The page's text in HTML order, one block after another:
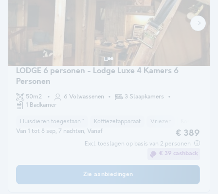
LODGE 6 personen - Lodge Luxe 4 Kamers 6
Personen
50m2 6 Volwassenen
3 Slaapkamers
1 Badkamer
Huisdieren toegestaan * Koffiezetapparaat Vriezer
Van 1 tot 8 sep, 7 nachten, Vanaf € 389
Excl. toeslagen op basis van 2 personen
€ 39 cashback
Zie aanbiedingen